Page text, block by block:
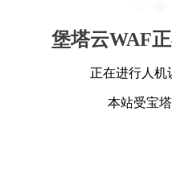
堡塔云WAF
正在进行人机
本站受宝